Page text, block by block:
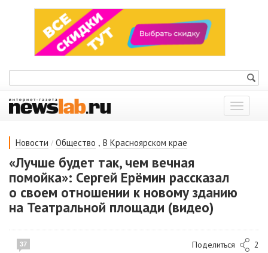
Показать
меню
Новости / Общество , В Красноярском крае
«Лучше будет так, чем вечная
помойка»: Сергей Ерёмин рассказал
о своем отношении к новому зданию
на Театральной площади (видео)
37 Поделиться 2